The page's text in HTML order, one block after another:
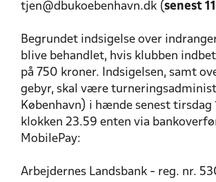
tjen@dbukoebenhavn.dk (senest
Begrundet indsigelse over
blive behandlet, hvis klubben
på 750 kroner. Indsigelsen, samt
gebyr, skal være
København) i hænde senest tirsdag
klokken 23.59 enten via
MobilePay:
Arbejdernes Landsbank - reg. nr.